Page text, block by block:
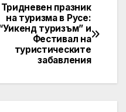
Тридневен празник
на туризма в Русе:
туризъм” и
Фестивал на
туристическите
забавления